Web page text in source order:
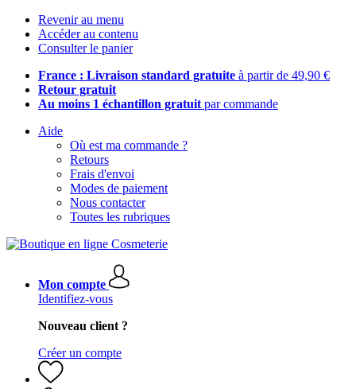
Revenir au menu
Accéder au contenu
Consulter le panier
France : Livraison standard gratuite à partir de 49,90 €
Retour gratuit
Au moins 1 échantillon gratuit par commande
Aide
Où est ma commande ?
Retours
Frais d'envoi
Modes de paiement
Nous contacter
Toutes les rubriques
Mon compte
Identifiez-vous
Nouveau client ?
Créer un compte